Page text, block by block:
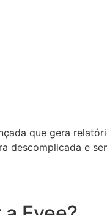
que gera
descomplicada e